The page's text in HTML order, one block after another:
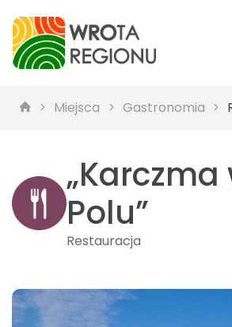
Miejsca Gastronomia
„Karczma
Polu”
Restauracja